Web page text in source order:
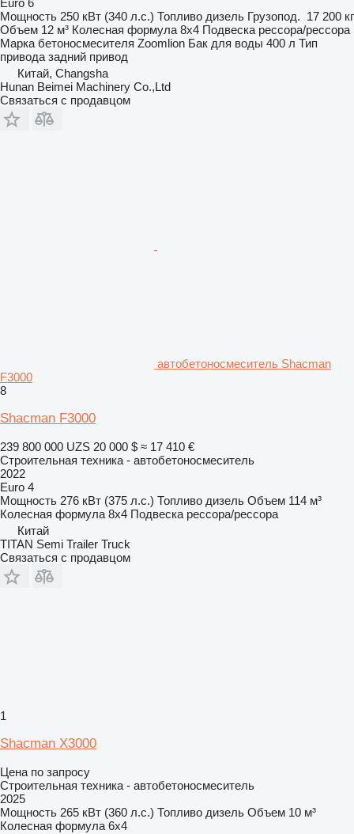
Мощность 250 кВт (340 л.с.) Топливо дизель Грузопод. 17 200 кг
Объем 12 м³ Колесная формула 8x4 Подвеска рессора/рессора
Марка бетоносмесителя Zoomlion Бак для воды 400 л Тип
привода задний привод
Китай, Changsha
Hunan Beimei Machinery Co.,Ltd
Связаться с продавцом
автобетоносмеситель Shacman
F3000
8
Shacman F3000
239 800 000 UZS 20 000 $ ≈ 17 410 €
Строительная техника - автобетоносмеситель
2022
Euro 4
Мощность 276 кВт (375 л.с.) Топливо дизель Объем 114 м³
Колесная формула 8x4 Подвеска рессора/рессора
Китай
TITAN Semi Trailer Truck
Связаться с продавцом
1
Shacman X3000
Цена по запросу
Строительная техника - автобетоносмеситель
2025
Мощность 265 кВт (360 л.с.) Топливо дизель Объем 10 м³
Колесная формула 6x4